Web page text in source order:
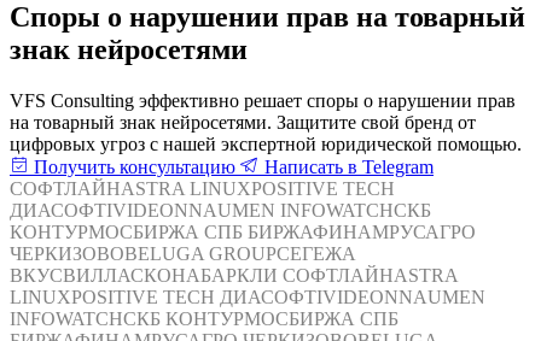
Споры о нарушении прав на товарный
знак нейросетями
VFS Consulting эффективно решает споры о нарушении прав
на товарный знак нейросетями. Защитите свой бренд от
цифровых угроз с нашей экспертной юридической помощью.
Получить консультацию
Написать в Telegram
СОФТЛАЙНASTRA LINUXPOSITIVE TECH
ДИАСОФТIVIDEONNAUMEN INFOWATCHСКБ
КОНТУРМОСБИРЖА СПБ БИРЖАФИНАМРУСАГРО
ЧЕРКИЗОВОBELUGA GROUPСЕГЕЖА
ВКУСВИЛЛАСКОНАБАРКЛИ СОФТЛАЙНASTRA
LINUXPOSITIVE TECH ДИАСОФТIVIDEONNAUMEN
INFOWATCHСКБ КОНТУРМОСБИРЖА СПБ